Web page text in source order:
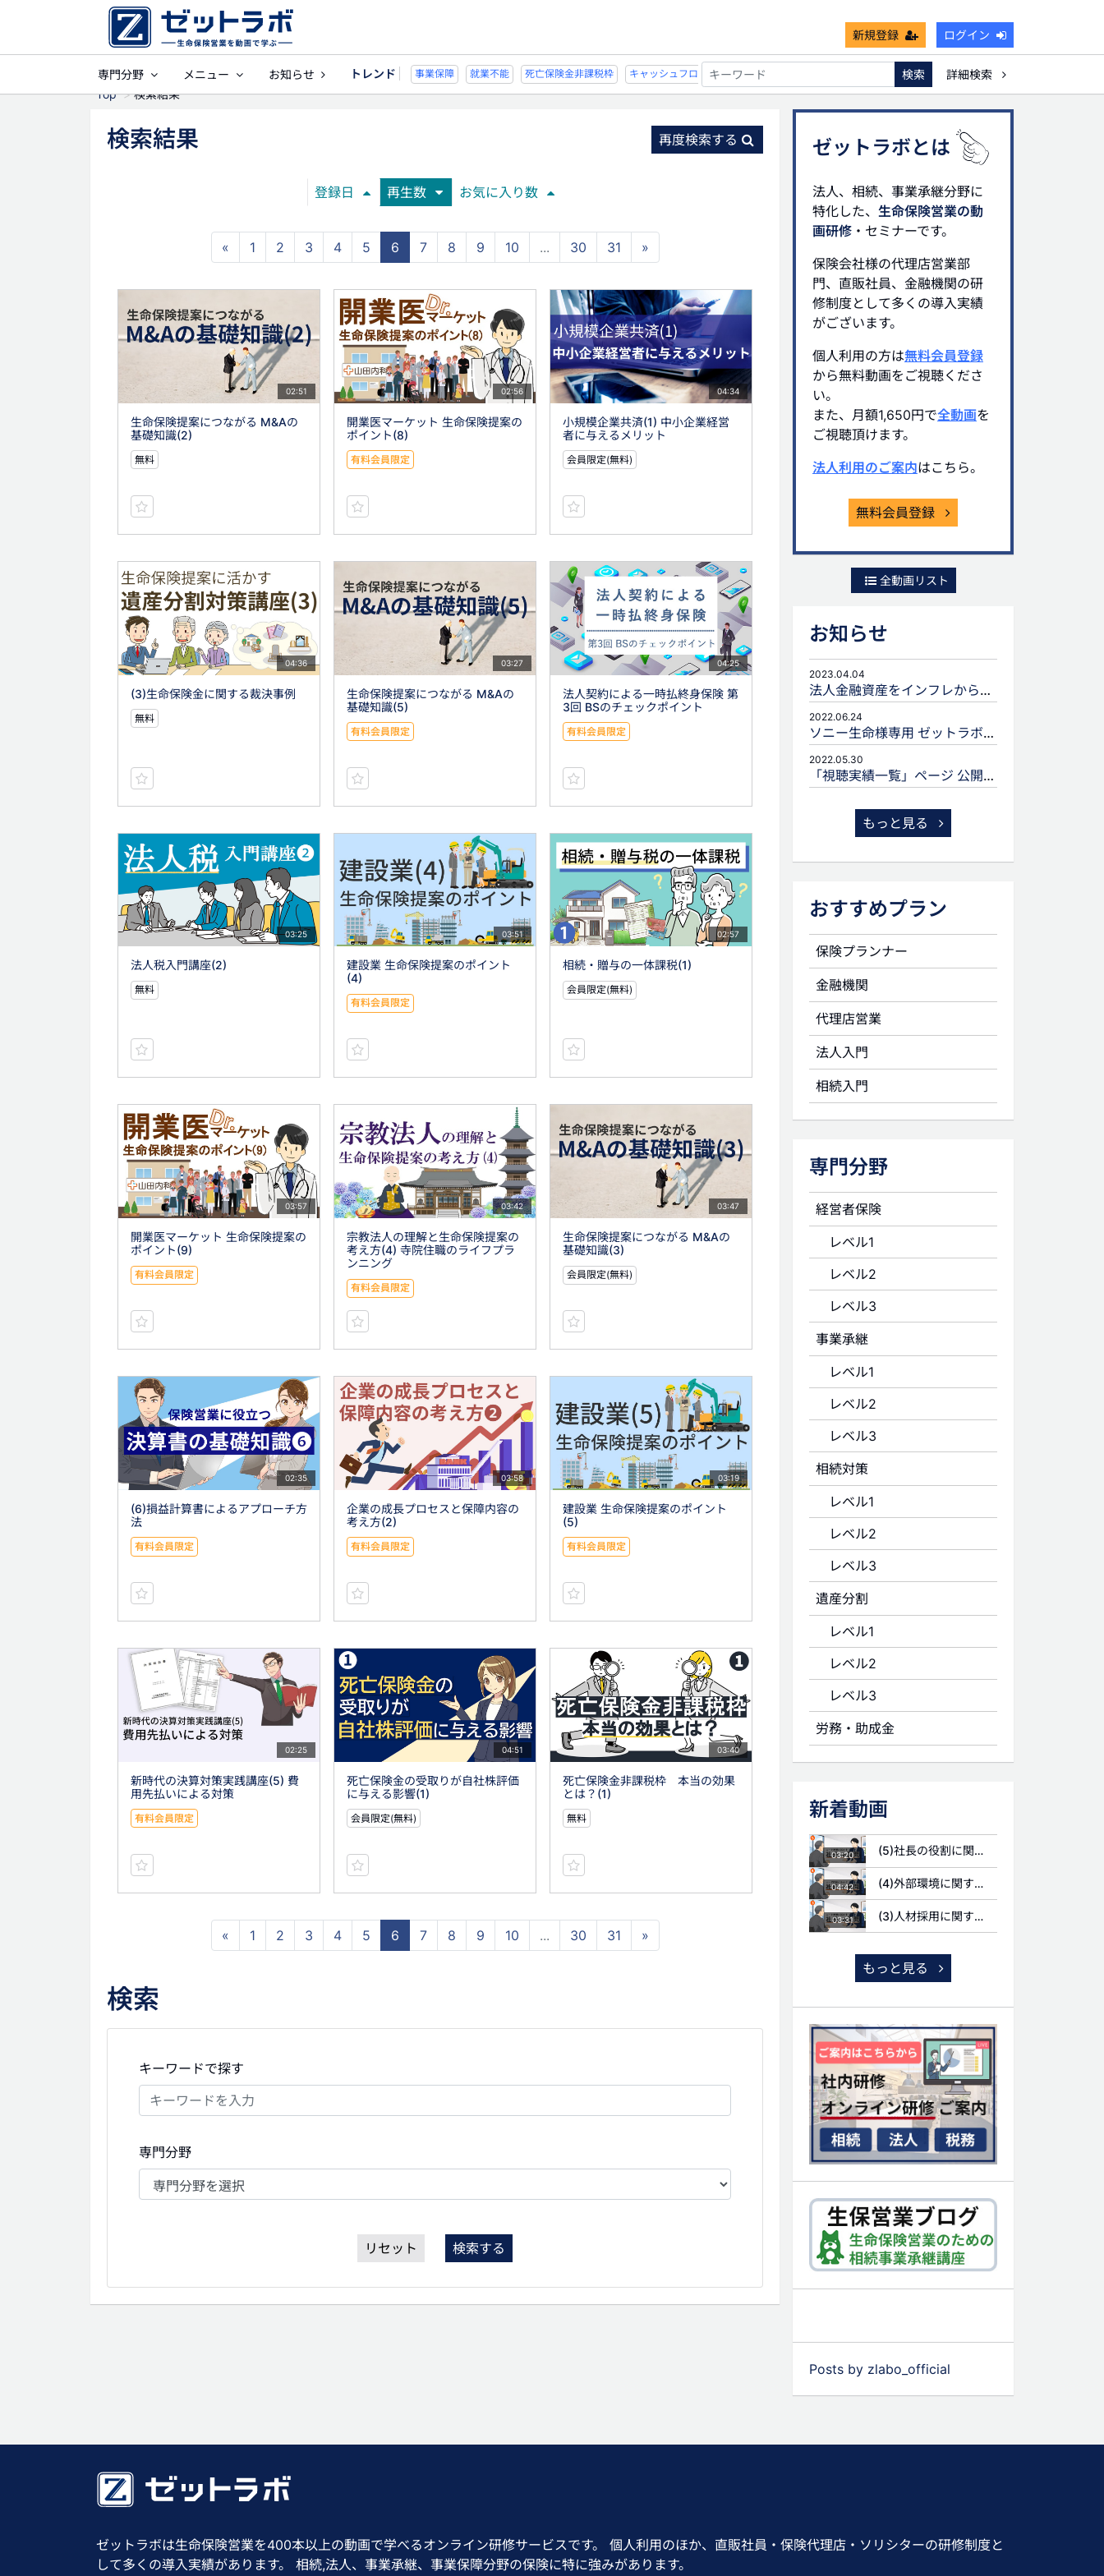
新規登録 ログイン
専門分野 メニュー お知らせ トレンド
事業保障 就業不能 死亡保険金非課税枠 キャッシュフロー 宗教法人 事業保障 就業不能 死亡保険金非課税枠 キャッシュフロー 宗教法人
検索
詳細検索
Top
検索結果
検索結果 再度検索する
登録日 再生数 お気に入り数
« 1 2 3 4 5 6 7 8 9 10 ... 30 31 »
02:51
生命保険提案につながる M&Aの
基礎知識(2)
無料
02:56
開業医マーケット 生命保険提案の
ポイント(8)
有料会員限定
04:34
小規模企業共済(1) 中小企業経営
者に与えるメリット
会員限定(無料)
04:36
(3)生命保険金に関する裁決事例
無料
03:27
生命保険提案につながる M&Aの
基礎知識(5)
有料会員限定
04:25
法人契約による一時払終身保険 第
3回 BSのチェックポイント
有料会員限定
03:25
法人税入門講座(2)
無料
03:51
建設業 生命保険提案のポイント
(4)
有料会員限定
02:57
相続・贈与の一体課税(1)
会員限定(無料)
03:57
開業医マーケット 生命保険提案の
ポイント(9)
有料会員限定
03:42
宗教法人の理解と生命保険提案の
考え方(4) 寺院住職のライフプラ
ンニング
有料会員限定
03:47
生命保険提案につながる M&Aの
基礎知識(3)
会員限定(無料)
02:35
(6)損益計算書によるアプローチ方
法
有料会員限定
03:58
企業の成長プロセスと保障内容の
考え方(2)
有料会員限定
03:19
建設業 生命保険提案のポイント
(5)
有料会員限定
02:25
新時代の決算対策実践講座(5) 費
用先払いによる対策
有料会員限定
04:51
死亡保険金の受取りが自社株評価
に与える影響(1)
会員限定(無料)
03:40
死亡保険金非課税枠 本当の効果
とは？(1)
無料
« 1 2 3 4 5 6 7 8 9 10 ... 30 31 »
検索
キーワードで探す
専門分野
リセット 検索する
ゼットラボとは
法人、相続、事業承継分野に
特化した、 生命保険営業の動
画研修 ・セミナーです。
保険会社様の代理店営業部
門、直販社員、金融機関の研
修制度として多くの導入実績
がございます。
個人利用の方は無料会員登録
から無料動画をご視聴くださ
い。
また、月額1,650円で全動画を
ご視聴頂けます。
法人利用のご案内はこちら。
無料会員登録
全動画リスト
お知らせ
2023.04.04
法人金融資産をインフレから守るための生命保険活用
2022.06.24
ソニー生命様専用 ゼットラボforLIFEPLANNERのご案内
2022.05.30
「視聴実績一覧」ページ 公開のお知らせ
もっと見る
おすすめプラン
保険プランナー
金融機関
代理店営業
法人入門
相続入門
専門分野
経営者保険
レベル1
レベル2
レベル3
事業承継
レベル1
レベル2
レベル3
相続対策
レベル1
レベル2
レベル3
遺産分割
レベル1
レベル2
レベル3
労務・助成金
新着動画
03:20 (5)社長の役割に関する質問
04:42 (4)外部環境に関する質問
03:31 (3)人材採用に関する質問
もっと見る
Posts by zlabo_official
ゼットラボは生命保険営業を400本以上の動画で学べるオンライン研修サービスです。 個人利用のほか、直販社員・保険代理店・ソリシターの研修制度と
して多くの導入実績があります。 相続,法人、事業承継、事業保障分野の保険に特に強みがあります。